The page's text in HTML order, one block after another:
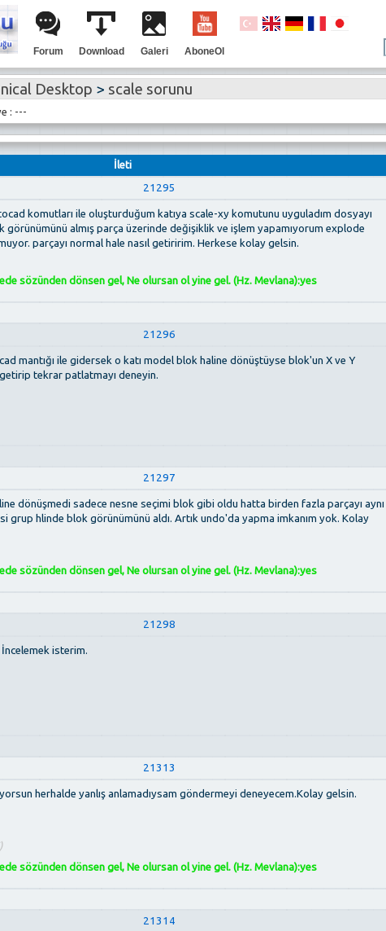
Forum Download Galeri AboneOl
Desktop > scale sorunu
: ---
İleti
21295
komutları ile oluşturduğum katıya scale-xy komutunu uyguladım dosyayı
görünümünü almış parça üzerinde değişiklik ve işlem yapamıyorum explode
parçayı normal hale nasıl getiririm. Herkese kolay gelsin.
sözünden dönsen gel, Ne olursan ol yine gel. (Hz. Mevlana):yes
21296
mantığı ile gidersek o katı model blok haline dönüştüyse blok'un X ve Y
tekrar patlatmayı deneyin.
21297
dönüşmedi sadece nesne seçimi blok gibi oldu hatta birden fazla parçayı aynı
grup hlinde blok görünümünü aldı. Artık undo'da yapma imkanım yok. Kolay
sözünden dönsen gel, Ne olursan ol yine gel. (Hz. Mevlana):yes
21298
isterim.
21313
herhalde yanlış anlamadıysam göndermeyi deneyecem.Kolay gelsin.
sözünden dönsen gel, Ne olursan ol yine gel. (Hz. Mevlana):yes
21314